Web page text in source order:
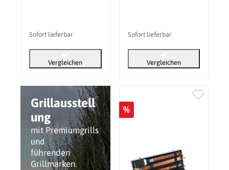
Grillausstell
ung
mit Premiumgrills
und
führenden
Grillmarken.
Sofort lieferbar
Vergleichen
Sofort lieferbar
Vergleichen
%